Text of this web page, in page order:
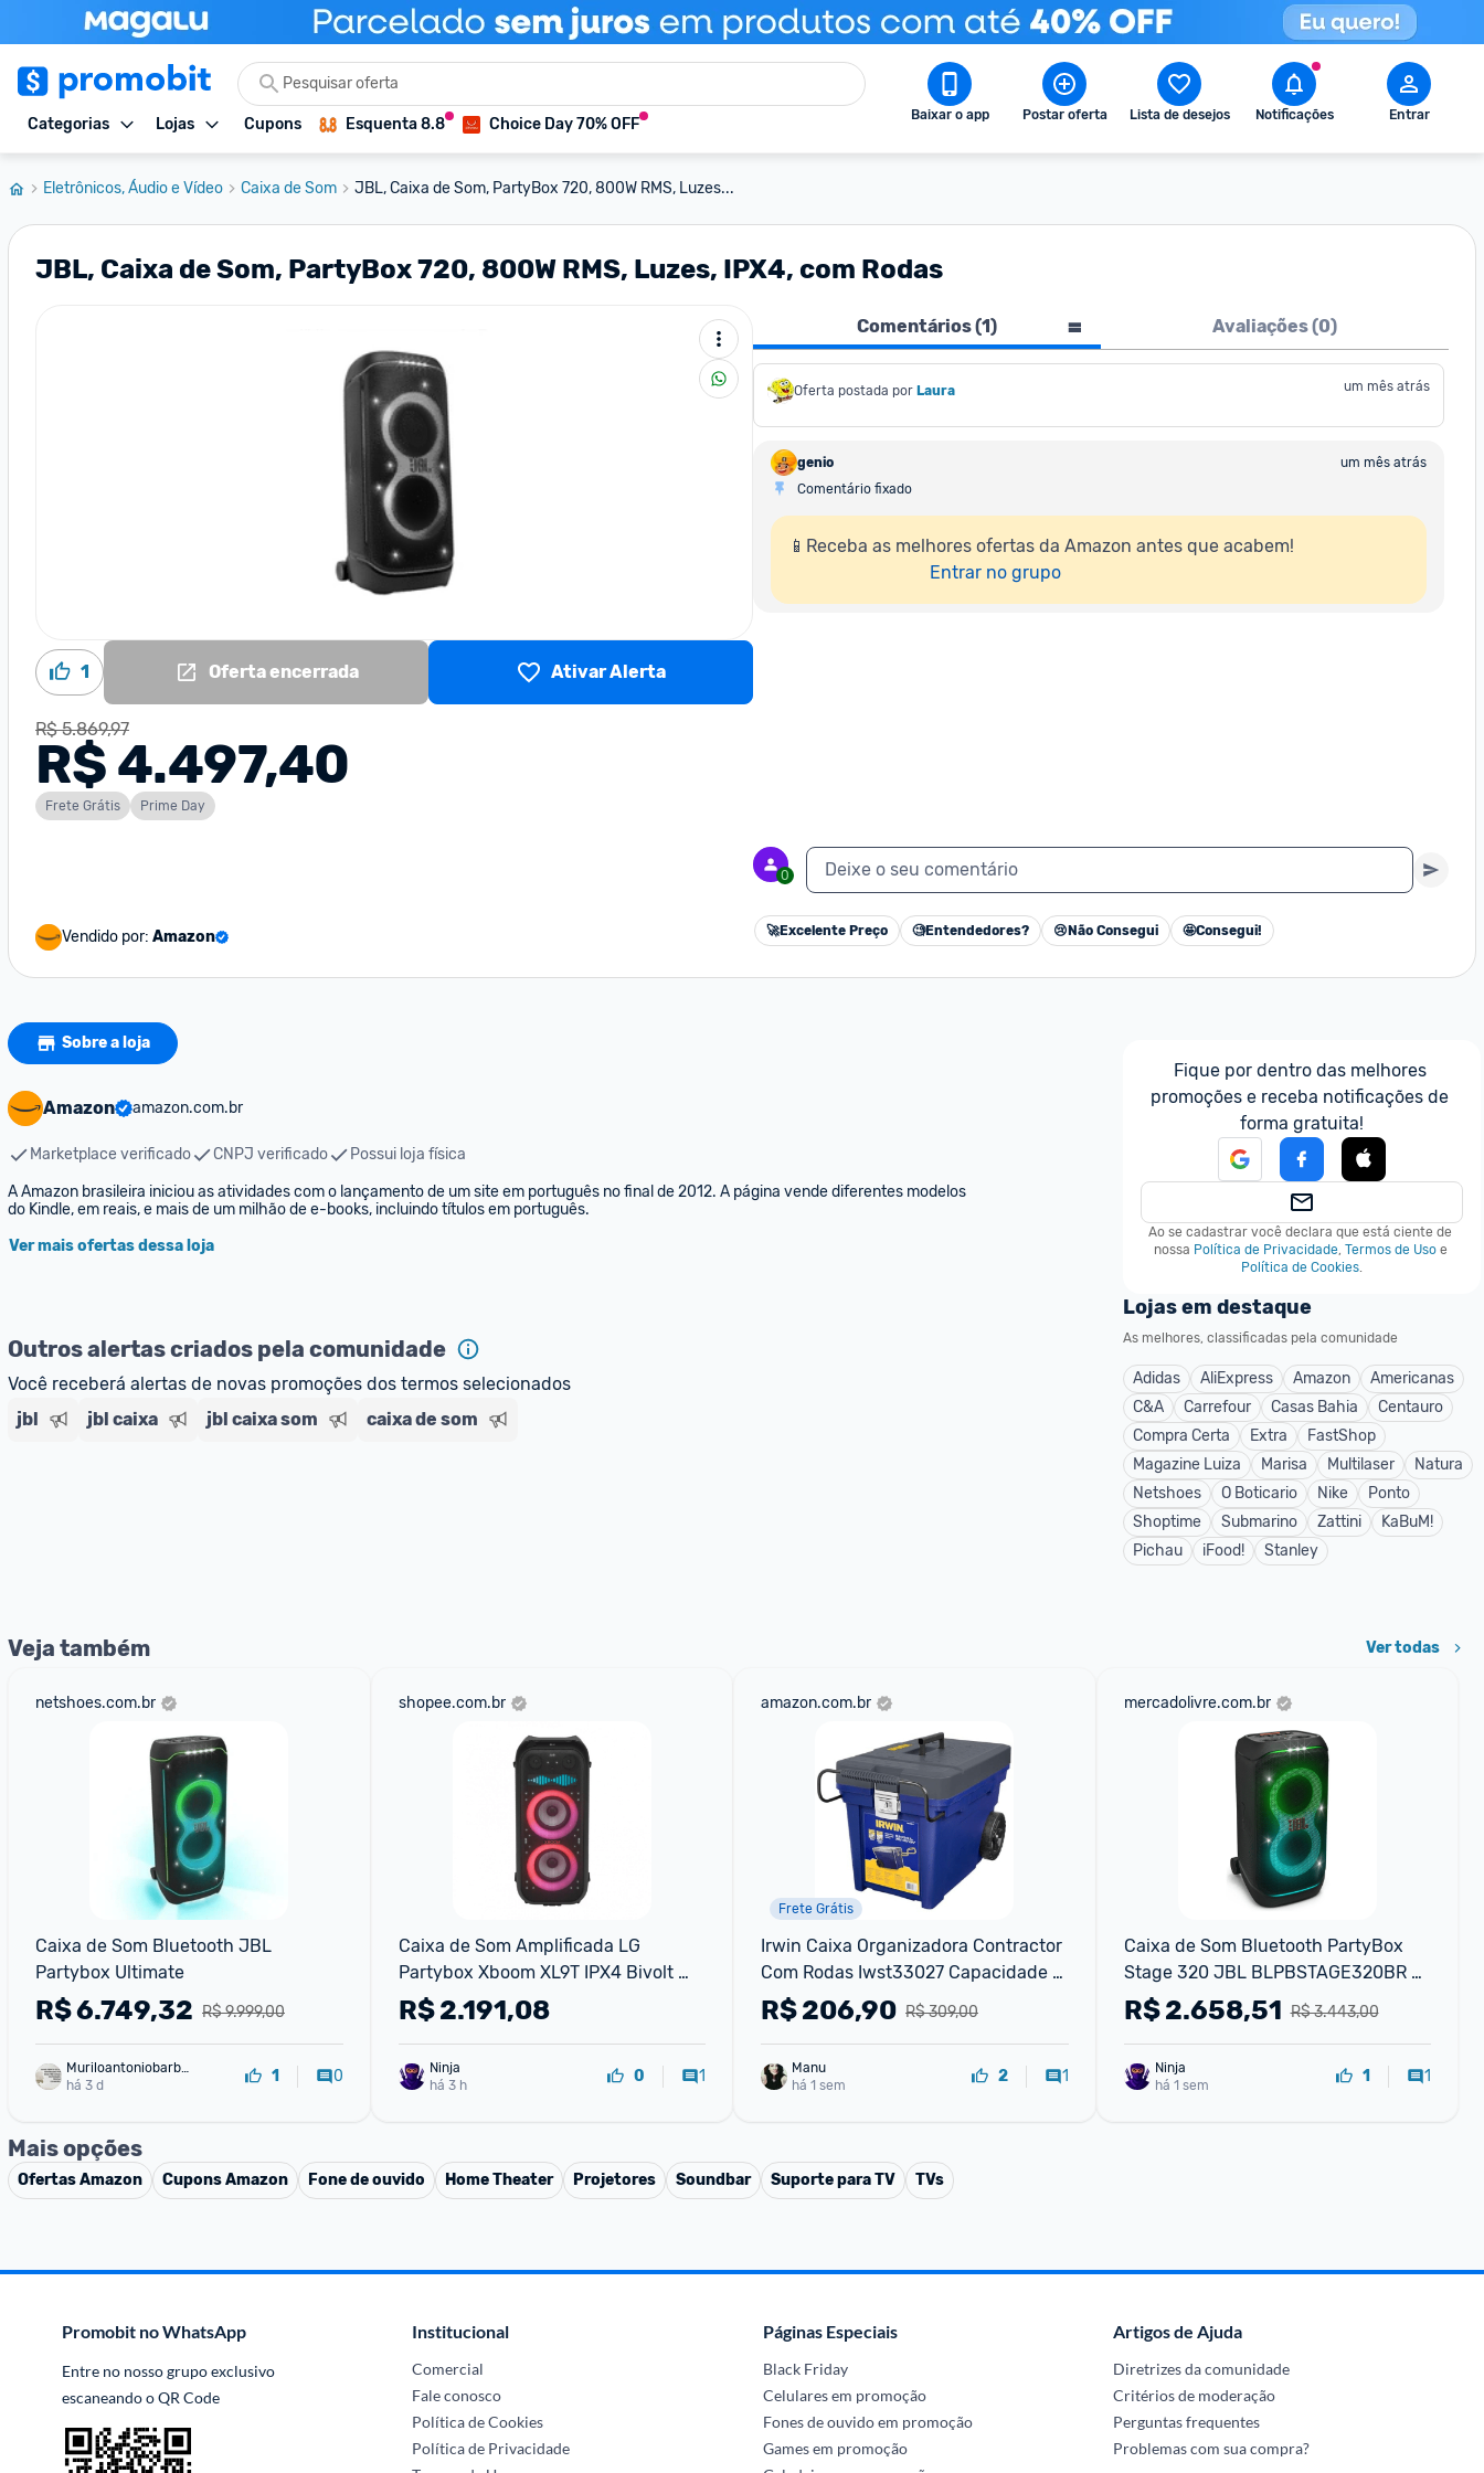
Categorias Lojas Cupons Esquenta 8.8 Choice Day 70% OFF Baixar o app Postar oferta Lista de desejos Notificações Entrar
Eletrônicos, Áudio e Vídeo Caixa de Som JBL, Caixa de Som, PartyBox 720, 800W RMS, Luzes...
JBL, Caixa de Som, PartyBox 720, 800W RMS, Luzes, IPX4, com Rodas
1 Oferta encerrada Ativar Alerta
R$ 5.869,97
R$ 4.497,40
Frete Grátis Prime Day
Vendido por: Amazon
Comentários (1) Avaliações (0)
Oferta postada por Laura um mês atrás
genio
um mês atrás
Comentário fixado
📱Receba as melhores ofertas da Amazon antes que acabem!
Entrar no grupo
0 Deixe o seu comentário
🚀Excelente Preço 🧐Entendedores? 😢 Não Consegui 🤩Consegui!
Sobre a loja
Amazon amazon.com.br
Marketplace verificado CNPJ verificado
Possui loja física
A Amazon brasileira iniciou as atividades com o lançamento de um site em português no final de 2012. A página vende diferentes modelos
do Kindle, em reais, e mais de um milhão de e-books, incluindo títulos em português.
Ver mais ofertas dessa loja
Outros alertas criados pela comunidade
Você receberá alertas de novas promoções dos termos selecionados
jbl
jbl caixa jbl caixa som caixa de som
Fique por dentro das melhores
promoções e receba notificações de
forma gratuita!
Ao se cadastrar você declara que está ciente de
nossa Política de Privacidade, Termos de Uso e
Política de Cookies.
Lojas em destaque
As melhores, classificadas pela comunidade
Adidas AliExpress Amazon
Americanas
C&A
Carrefour Casas Bahia
Centauro
Compra Certa
Extra
FastShop
Magazine Luiza
Marisa Multilaser
Natura
Netshoes
O Boticario Nike
Ponto
Shoptime
Submarino Zattini
KaBuM!
Pichau
iFood! Stanley
Veja também Ver todas
netshoes.com.br
Caixa de Som Bluetooth JBL
Partybox Ultimate
R$ 9.999,00
R$6.749,32
Muriloantoniobarbo
sa
há 3 d 1 0
shopee.com.br
Caixa de Som Amplificada LG
Partybox Xboom XL9T IPX4 Bivolt
com Bluetooth Ala de transporte e
Display
R$2.191,08
há 3 h
0 1
amazon.com.br
Frete Grátis
Irwin Caixa Organizadora Contractor
Com Rodas Iwst33027 Capacidade
De 35kgs
R$ 309,00
R$206,90
Manu
há 1 sem
2 1
mercadolivre.com.br
Caixa de Som Bluetooth PartyBox
Stage 320 JBL BLPBSTAGE320BR
Preta
R$ 3.443,00
R$2.658,51
há 1 sem
1 1
Mais opções
OfertasAmazon CuponsAmazon Fone de ouvido Home Theater Projetores Soundbar Suporte para TV TVs
Promobit no WhatsApp
Entre no nosso grupo exclusivo
escaneando o QR Code
Institucional
Comercial
Fale conosco
Política de Cookies
Política de Privacidade
Páginas Especiais
Black Friday
Celulares em promoção
Fones de ouvido em promoção
Games em promoção
Artigos de Ajuda
Diretrizes da comunidade
Critérios de moderação
Perguntas frequentes
Problemas com sua compra?